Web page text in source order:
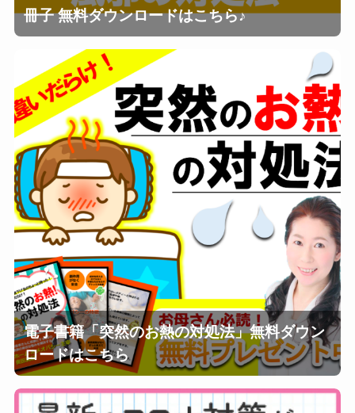
冊子 無料ダウンロードはこちら♪
電子書籍「突然のお熱の対処法」無料ダウン
ロードはこちら